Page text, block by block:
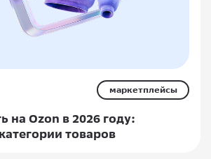
маркетплейсы
на Ozon в 2026 году:
товаров